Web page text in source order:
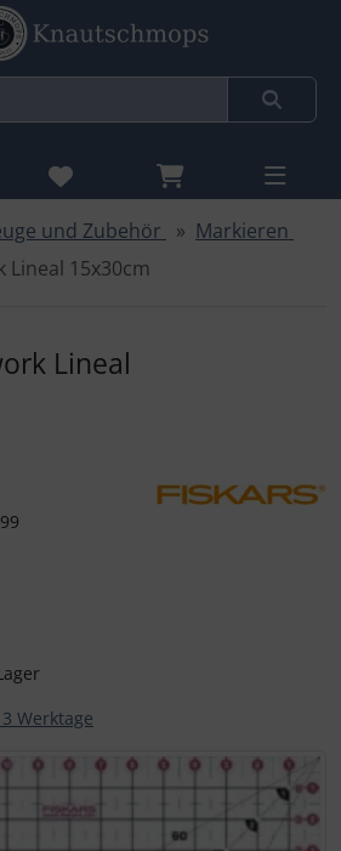
für Einstellungen
Informationen
und Zubehör
Markieren
Lineal 15x30cm
Lineal
Werktage